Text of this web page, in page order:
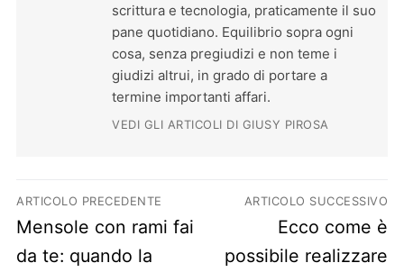
scrittura e tecnologia, praticamente il suo
pane quotidiano. Equilibrio sopra ogni
cosa, senza pregiudizi e non teme i
giudizi altrui, in grado di portare a
termine importanti affari.
VEDI GLI ARTICOLI DI GIUSY PIROSA
Navigazione articoli
ARTICOLO PRECEDENTE
Previous post:
Mensole con rami fai
da te: quando la
ARTICOLO SUCCESSIVO
Next post:
Ecco come è
possibile realizzare